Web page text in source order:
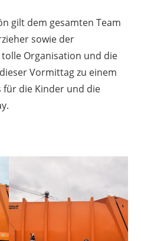
gilt dem gesamten Team
sowie der
Organisation und die
Vormittag zu einem
für die Kinder und die